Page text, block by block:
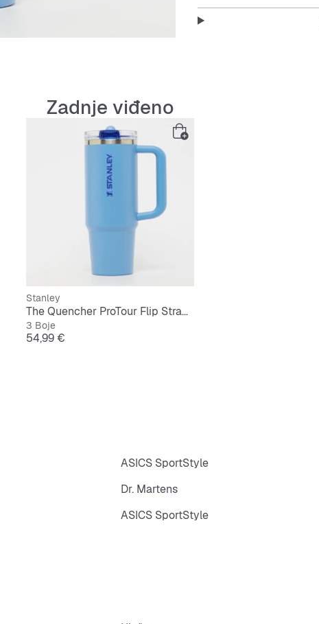
Zadnje viđeno
Stanley
The Quencher ProTour Flip Straw Tumbler | 0,9L
3 Boje
Cijena
54,99 €
ASICS SportStyle
Dr. Martens
ASICS SportStyle